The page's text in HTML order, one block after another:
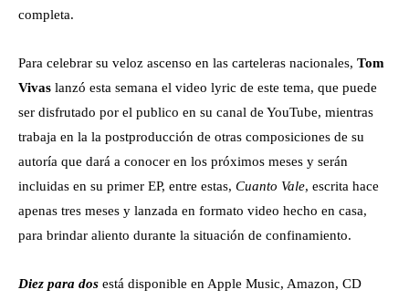
completa.
Para celebrar su veloz ascenso en las carteleras nacionales, Tom
Vivas lanzó esta semana el video lyric de este tema, que puede
ser disfrutado por el publico en su canal de YouTube, mientras
trabaja en la la postproducción de otras composiciones de su
autoría que dará a conocer en los próximos meses y serán
incluidas en su primer EP, entre estas, Cuanto Vale, escrita hace
apenas tres meses y lanzada en formato video hecho en casa,
para brindar aliento durante la situación de confinamiento.
Diez para dos está disponible en Apple Music, Amazon, CD